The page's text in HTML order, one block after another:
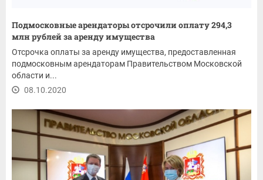
Подмосковные арендаторы отсрочили оплату 294,3
млн рублей за аренду имущества
Отсрочка оплаты за аренду имущества, предоставленная
подмосковным арендаторам Правительством Московской
области и...
08.10.2020